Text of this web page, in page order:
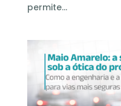
permite...